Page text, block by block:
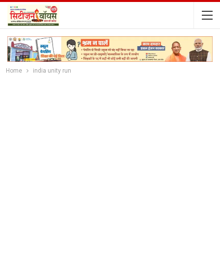
Home india unity run